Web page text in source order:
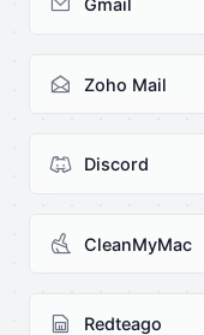
Gmail
Zoho Mail
Discord
CleanMyMac
Redteago